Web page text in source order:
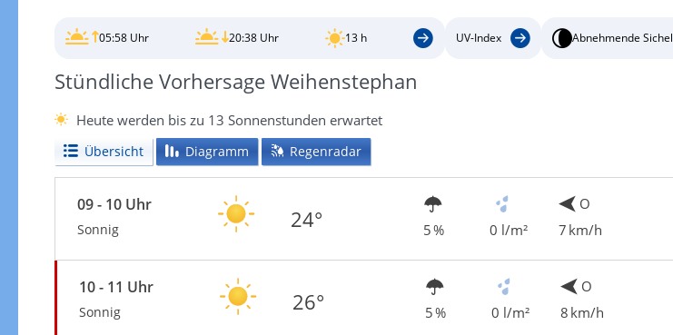
05:58 Uhr 20:38 Uhr 13 h UV-Index Abnehmende Sichel
Stündliche Vorhersage Weihenstephan
Heute werden bis zu 13 Sonnenstunden erwartet
Übersicht Diagramm Regenradar
09 - 10 Uhr
Sonnig 24° 5 % 0 l/m²
O
7 km/h
10 - 11 Uhr
Sonnig 26° 5 % 0 l/m²
O
8 km/h